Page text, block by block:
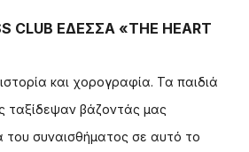
CLUB ΕΔΕΣΣΑ «THE HEART
ιστορία και χορογραφία. Τα παιδιά
ταξίδεψαν βάζοντάς μας
του συναισθήματος σε αυτό το